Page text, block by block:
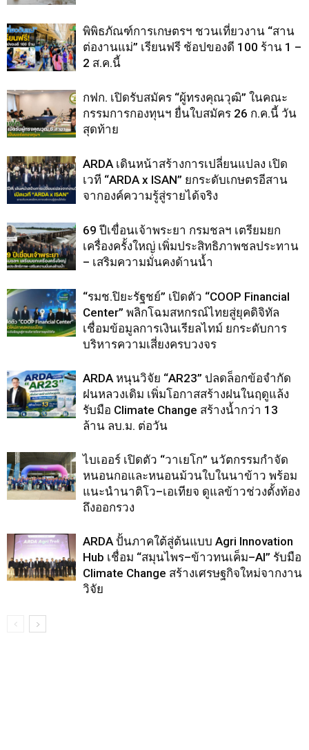
พิพิธภัณฑ์การเกษตรฯ ชวนเที่ยวงาน “สาน
ต่องานแม่” เรียนฟรี ช้อปของดี 100 ร้าน 1 –
2 ส.ค.นี้
กฟก. เปิดรับสมัคร “ผู้ทรงคุณวุฒิ” ในคณะ
กรรมการกองทุนฯ ยื่นใบสมัคร 26 ก.ค.นี้ วัน
สุดท้าย
ARDA เดินหน้าสร้างการเปลี่ยนแปลง เปิด
เวที “ARDA x ISAN” ยกระดับเกษตรอีสาน
จากองค์ความรู้สู่รายได้จริง
69 ปีเขื่อนเจ้าพระยา กรมชลฯ เตรียมยก
เครื่องครั้งใหญ่ เพิ่มประสิทธิภาพชลประทาน
– เสริมความมั่นคงด้านน้ำ
“รมช.ปิยะรัฐชย์” เปิดตัว “COOP Financial
Center” พลิกโฉมสหกรณ์ไทยสู่ยุคดิจิทัล
เชื่อมข้อมูลการเงินเรียลไทม์ ยกระดับการ
บริหารความเสี่ยงครบวงจร
ARDA หนุนวิจัย “AR23” ปลดล็อกข้อจำกัด
ฝนหลวงเดิม เพิ่มโอกาสสร้างฝนในฤดูแล้ง
รับมือ Climate Change สร้างน้ำกว่า 13
ล้าน ลบ.ม. ต่อวัน
ไบเออร์ เปิดตัว “วาเยโก” นวัตกรรมกำจัด
หนอนกอและหนอนม้วนใบในนาข้าว พร้อม
แนะนำนาติโว–เอเทียจ ดูแลข้าวช่วงตั้งท้อง
ถึงออกรวง
ARDA ปั้นภาคใต้สู่ต้นแบบ Agri Innovation
Hub เชื่อม “สมุนไพร–ข้าวทนเค็ม–AI” รับมือ
Climate Change สร้างเศรษฐกิจใหม่จากงาน
วิจัย